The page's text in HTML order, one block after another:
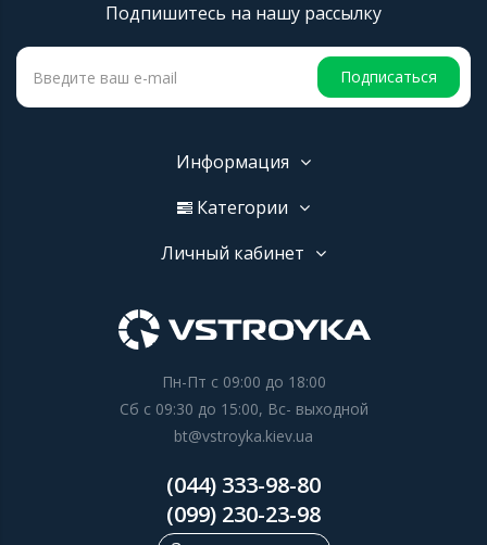
Подпишитесь на нашу рассылку
Подписаться
Информация
Категории
Личный кабинет
Пн-Пт с 09:00 до 18:00
Сб с 09:30 до 15:00, Вс- выходной
bt@vstroyka.kiev.ua
(044) 333-98-80
(099) 230-23-98